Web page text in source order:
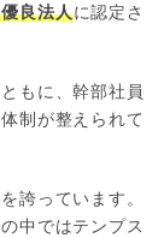
良法人に認定さ
もに、幹部社員
制が整えられて
誇っています。
中ではテンプス